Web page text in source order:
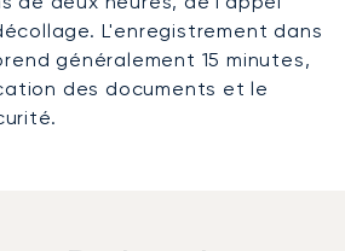
L'enregistrement dans
généralement 15 minutes,
des documents et le